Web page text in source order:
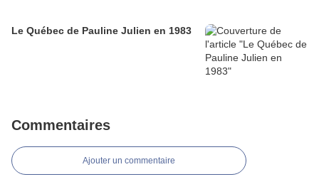
Le Québec de Pauline Julien en 1983
Commentaires
Ajouter un commentaire